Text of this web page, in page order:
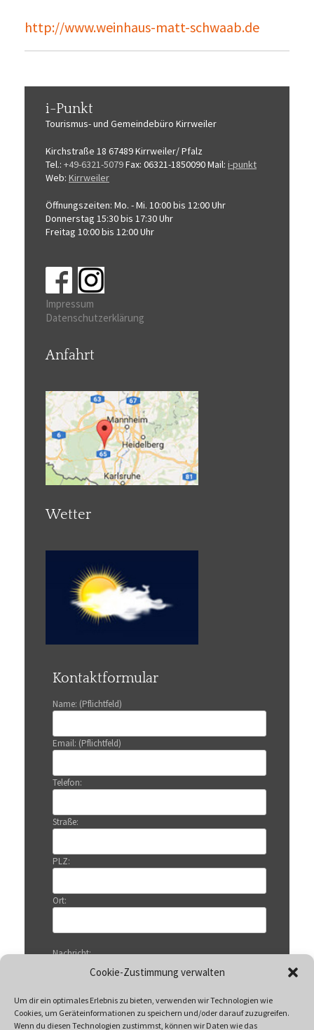
Cookie-Zustimmung verwalten
Um dir ein optimales Erlebnis zu bieten, verwenden wir Technologien wie
Cookies, um Geräteinformationen zu speichern und/oder darauf zuzugreifen.
Wenn du diesen Technologien zustimmst, können wir Daten wie das
http://www.weinhaus-matt-schwaab.de
i-Punkt
Tourismus-und Gemeindebüro Kirrweiler
Kirchstraße 18 67489 Kirrweiler/ Pfalz
Tel.: +49-6321-5079Fax: 06321-1850090Mail: i-punkt
Web: Kirrweiler
Öffnungszeiten: Mo. - Mi. 10:00 bis 12:00 Uhr
Donnerstag 15:30 bis 17:30 Uhr
Freitag 10:00 bis 12:00 Uhr
Impressum
Datenschutzerklärung
Anfahrt
Wetter
Kontaktformular
Name: (Pflichtfeld)
Email: (Pflichtfeld)
Telefon:
Straße:
PLZ:
Ort:
Nachricht: